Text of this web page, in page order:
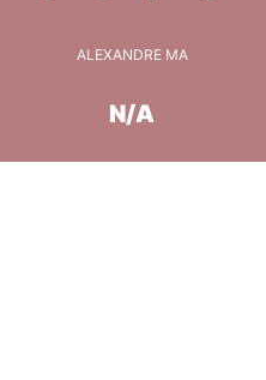
ALEXANDRE MA
N/A